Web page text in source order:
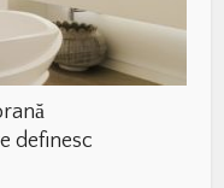
definesc